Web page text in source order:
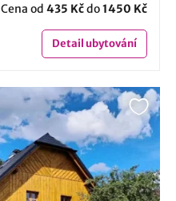
Cena od 435 Kčdo1450 Kč
Detailubytování